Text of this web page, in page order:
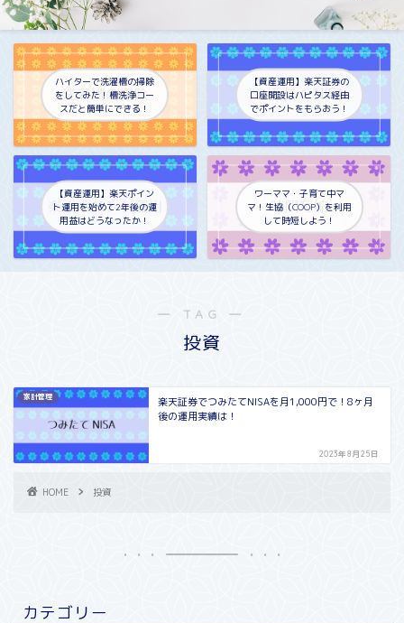
ハイターで洗濯槽の掃除
をしてみた！槽洗浄コー
スだと簡単にできる！
【資産運用】楽天証券の
口座開設はハピタス経由
でポイントをもらおう！
【資産運用】楽天ポイン
ト運用を始めて2年後の運
用益はどうなったか！
ワーママ・子育て中マ
マ！生協（COOP）を利用
して時短しよう！
― TAG ―
投資
家計管理
楽天証券でつみたてNISAを月1,000円で！8ヶ月
後の運用実績は！
2023年8月25日
HOME 投資
カテゴリー